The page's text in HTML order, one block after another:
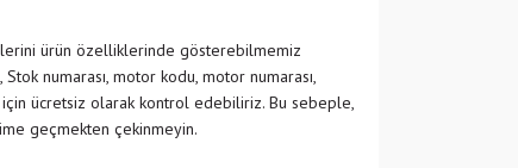
ürün özelliklerinde gösterebilmemiz
numarası, motor kodu, motor numarası,
için ücretsiz olarak kontrol edebiliriz. Bu sebeple,
geçmekten çekinmeyin.